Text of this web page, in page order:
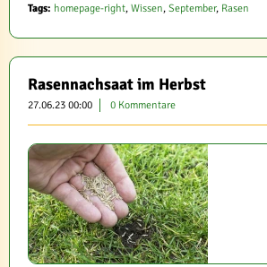
Tags: homepage-right, Wissen, September, Rasen
Rasennachsaat im Herbst
27.06.23 00:00 0 Kommentare